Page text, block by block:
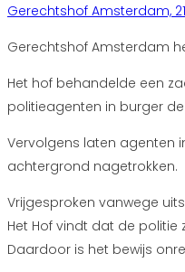
Gerechtshof Amsterdam,
Gerechtshof Amsterdam
Het hof behandelde een
politieagenten in burger
Vervolgens laten agenten
achtergrond nagetrokken.
Vrijgesproken vanwege
Het Hof vindt dat de
Daardoor is het bewijs